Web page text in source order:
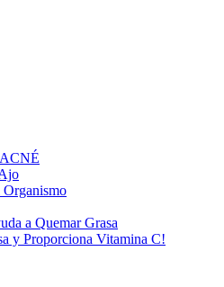
Organismo
a Quemar Grasa
y Proporciona Vitamina C!